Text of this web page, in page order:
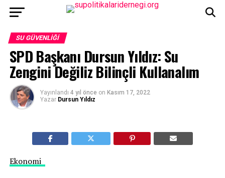
SU GÜVENLIĞI
SPD Başkanı Dursun Yıldız: Su
Zengini Değiliz Bilinçli Kullanalım
Yayınlandı 4 yıl önce on Kasım 17, 2022
Yazar Dursun Yıldız
Ekonomi